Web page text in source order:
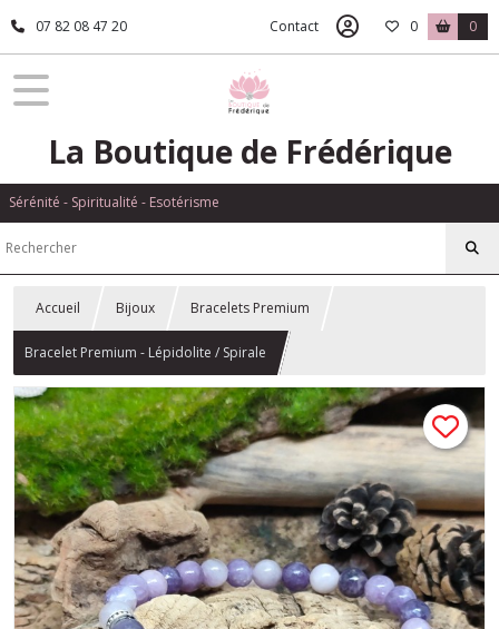
07 82 08 47 20 Contact 0 0
La Boutique de Frédérique
Sérénité - Spiritualité - Esotérisme
Accueil Bijoux Bracelets Premium
Bracelet Premium - Lépidolite / Spirale